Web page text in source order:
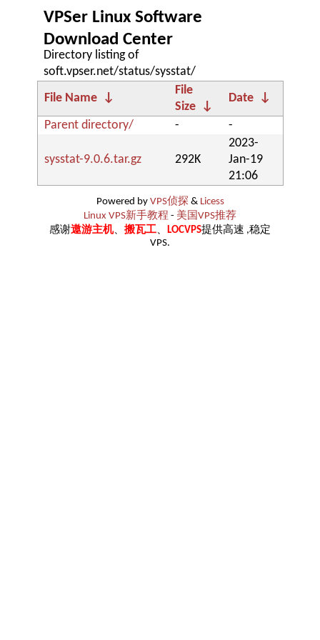
VPSer Linux Software
Download Center
Directory listing of
soft.vpser.net/status/sysstat/
File Name
↓
File
Size
↓
Date
↓
Parent directory/
- -
sysstat-9.0.6.tar.gz 292K
2023-
Jan-19
21:06
Powered by VPS侦探 & Licess
Linux VPS新手教程 - 美国VPS推荐
感谢遨游主机、 搬瓦工、 LOCVPS提供高速 ,稳定
VPS.